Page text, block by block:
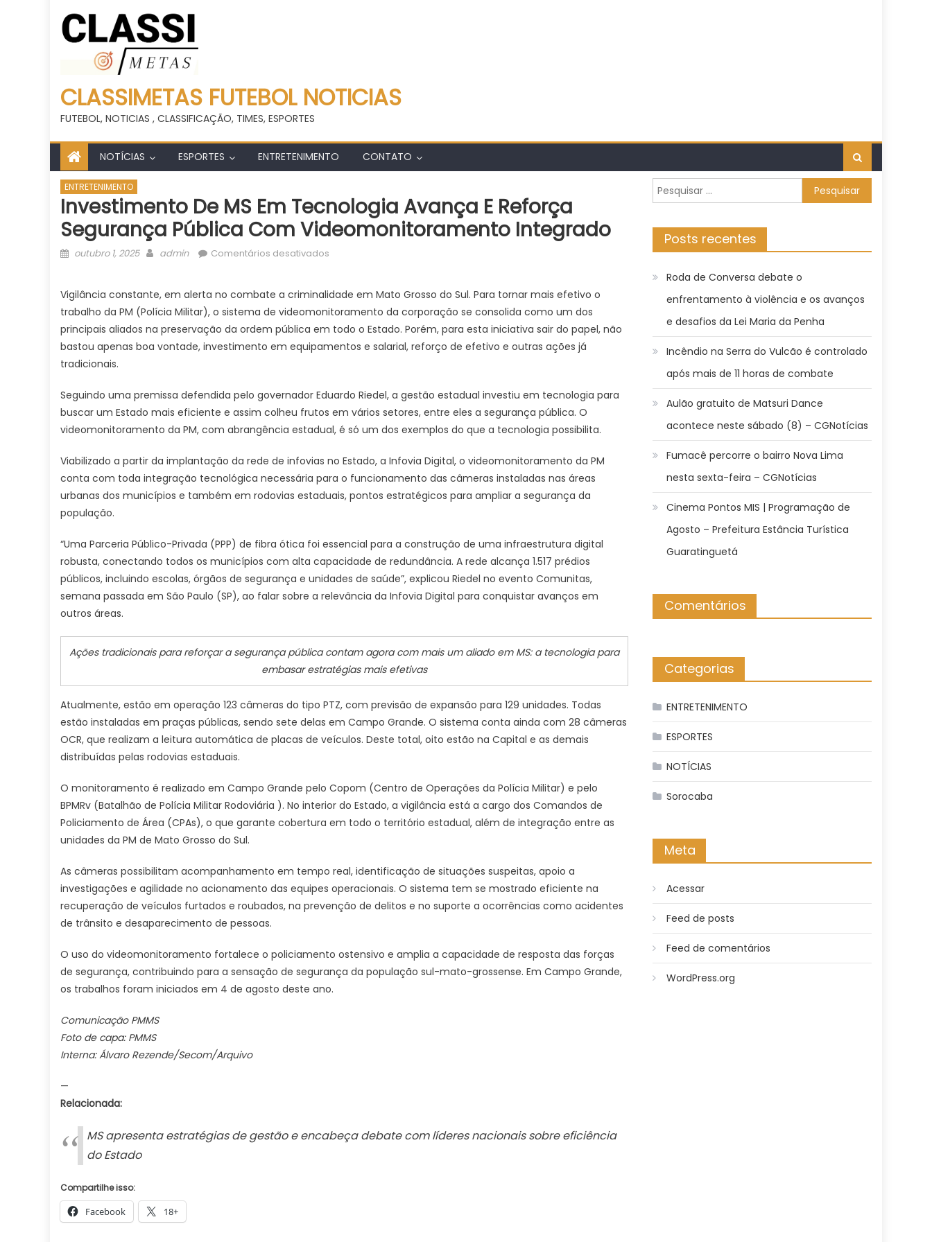
CLASSIMETAS FUTEBOL NOTICIAS
FUTEBOL, NOTICIAS , CLASSIFICAÇÃO, TIMES, ESPORTES
NOTÍCIAS ESPORTES ENTRETENIMENTO CONTATO
ENTRETENIMENTO
Investimento De MS Em Tecnologia Avança E Reforça
Segurança Pública Com Videomonitoramento Integrado
Posted
outubro 1, 2025 Author
admin Comentários desativados
MS
em
tecnologia
avança
segurança
pública
com
integrado
Vigilância constante, em alerta no combate a criminalidade em Mato Grosso do Sul. Para tornar mais efetivo o
trabalho da PM (Polícia Militar), o sistema de videomonitoramento da corporação se consolida como um dos
principais aliados na preservação da ordem pública em todo o Estado. Porém, para esta iniciativa sair do papel, não
bastou apenas boa vontade, investimento em equipamentos e salarial, reforço de efetivo e outras ações já
tradicionais.
Seguindo uma premissa defendida pelo governador Eduardo Riedel, a gestão estadual investiu em tecnologia para
buscar um Estado mais eficiente e assim colheu frutos em vários setores, entre eles a segurança pública. O
videomonitoramento da PM, com abrangência estadual, é só um dos exemplos do que a tecnologia possibilita.
Viabilizado a partir da implantação da rede de infovias no Estado, a Infovia Digital, o videomonitoramento da PM
conta com toda integração tecnológica necessária para o funcionamento das câmeras instaladas nas áreas
urbanas dos municípios e também em rodovias estaduais, pontos estratégicos para ampliar a segurança da
população.
“Uma Parceria Público-Privada (PPP) de fibra ótica foi essencial para a construção de uma infraestrutura digital
robusta, conectando todos os municípios com alta capacidade de redundância. A rede alcança 1.517 prédios
públicos, incluindo escolas, órgãos de segurança e unidades de saúde”, explicou Riedel no evento Comunitas,
semana passada em São Paulo (SP), ao falar sobre a relevância da Infovia Digital para conquistar avanços em
outros áreas.
Ações tradicionais para reforçar a segurança pública contam agora com mais um aliado em MS: a tecnologia para
embasar estratégias mais efetivas
Atualmente, estão em operação 123 câmeras do tipo PTZ, com previsão de expansão para 129 unidades. Todas
estão instaladas em praças públicas, sendo sete delas em Campo Grande. O sistema conta ainda com 28 câmeras
OCR, que realizam a leitura automática de placas de veículos. Deste total, oito estão na Capital e as demais
distribuídas pelas rodovias estaduais.
O monitoramento é realizado em Campo Grande pelo Copom (Centro de Operações da Polícia Militar) e pelo
BPMRv (Batalhão de Polícia Militar Rodoviária ). No interior do Estado, a vigilância está a cargo dos Comandos de
Policiamento de Área (CPAs), o que garante cobertura em todo o território estadual, além de integração entre as
unidades da PM de Mato Grosso do Sul.
As câmeras possibilitam acompanhamento em tempo real, identificação de situações suspeitas, apoio a
investigações e agilidade no acionamento das equipes operacionais. O sistema tem se mostrado eficiente na
recuperação de veículos furtados e roubados, na prevenção de delitos e no suporte a ocorrências como acidentes
de trânsito e desaparecimento de pessoas.
O uso do videomonitoramento fortalece o policiamento ostensivo e amplia a capacidade de resposta das forças
de segurança, contribuindo para a sensação de segurança da população sul-mato-grossense. Em Campo Grande,
os trabalhos foram iniciados em 4 de agosto deste ano.
Comunicação PMMS
Foto de capa: PMMS
Interna: Álvaro Rezende/Secom/Arquivo
—
Relacionada:
MS apresenta estratégias de gestão e encabeça debate com líderes nacionais sobre eficiência
do Estado
Compartilhe isso:
Facebook 18+
Pesquisar
por:
Posts recentes
Roda de Conversa debate o
enfrentamento à violência e os avanços
e desafios da Lei Maria da Penha
Incêndio na Serra do Vulcão é controlado
após mais de 11 horas de combate
Aulão gratuito de Matsuri Dance
acontece neste sábado (8) – CGNotícias
Fumacê percorre o bairro Nova Lima
nesta sexta-feira – CGNotícias
Cinema Pontos MIS | Programação de
Agosto – Prefeitura Estância Turística
Guaratinguetá
Comentários
Categorias
ENTRETENIMENTO
ESPORTES
NOTÍCIAS
Sorocaba
Meta
Acessar
Feed de posts
Feed de comentários
WordPress.org